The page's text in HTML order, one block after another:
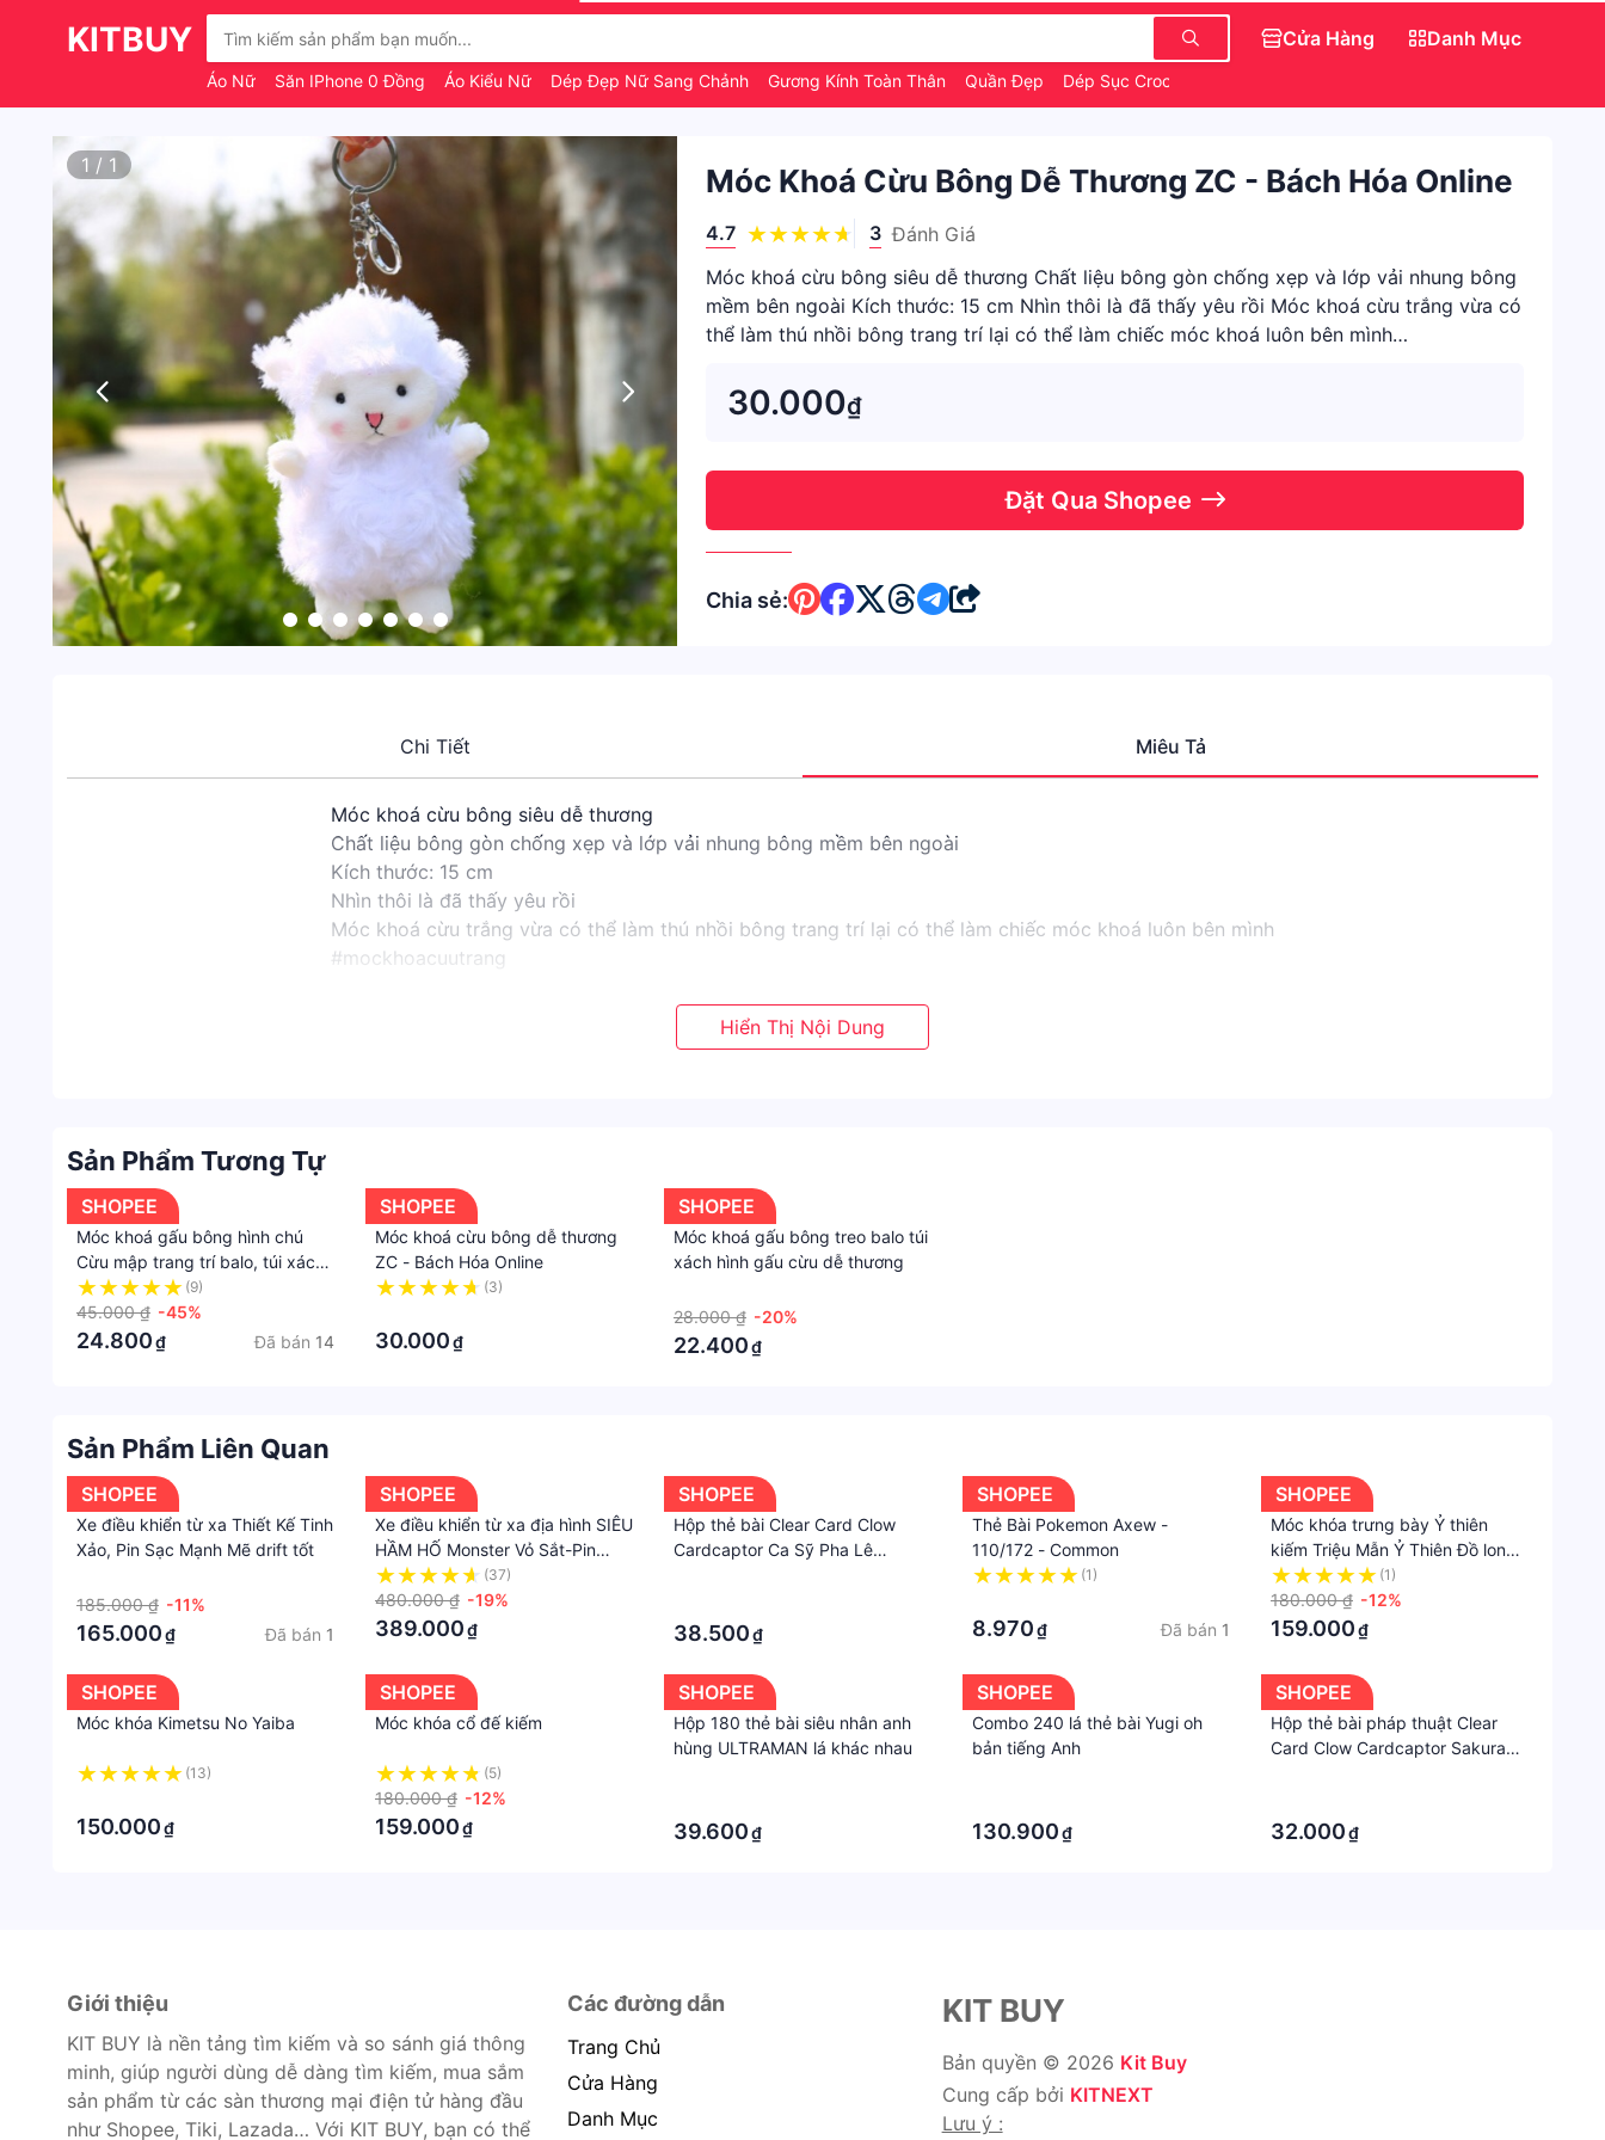
KITBUY
Áo Nữ Săn IPhone 0 Đồng Áo Kiểu Nữ Dép Đẹp Nữ Sang Chảnh Gương Kính Toàn Thân Quần Đẹp Dép Sục Crocs Hello Kitty
Cửa Hàng Danh Mục
1 / 1 Móc Khoá Cừu Bông Dễ Thương ZC - Bách Hóa Online
4.7 3 Đánh Giá
Móc khoá cừu bông siêu dễ thương Chất liệu bông gòn chống xẹp và lớp vải nhung bông
mềm bên ngoài Kích thước: 15 cm Nhìn thôi là đã thấy yêu rồi Móc khoá cừu trắng vừa có
thể làm thú nhồi bông trang trí lại có thể làm chiếc móc khoá luôn bên mình
30.000₫
Đặt Qua Shopee
Chia sẻ:
Chi Tiết Miêu Tả
Móc khoá cừu bông siêu dễ thương
Chất liệu bông gòn chống xẹp và lớp vải nhung bông mềm bên ngoài
Kích thước: 15 cm
Nhìn thôi là đã thấy yêu rồi
Móc khoá cừu trắng vừa có thể làm thú nhồi bông trang trí lại có thể làm chiếc móc khoá luôn bên mình
#mockhoacuutrang
Sản Phẩm Tương Tự
SHOPEE
Móc khoá gấu bông hình chú
Cừu mập trang trí balo, túi xách
cực cute nổi bật, móc treo quà
tặng bạn bè dễ thương ý nghĩa
(9)
45.000 ₫ -45%
24.800₫ Đã bán 14
SHOPEE
Móc khoá cừu bông dễ thương
ZC - Bách Hóa Online
(3)
30.000₫
SHOPEE
Móc khoá gấu bông treo balo túi
xách hình gấu cừu dễ thương
28.000 ₫ -20%
22.400₫
Sản Phẩm Liên Quan
SHOPEE
Xe điều khiển từ xa Thiết Kế Tinh
Xảo, Pin Sạc Mạnh Mẽ drift tốt
185.000 ₫ -11%
165.000₫ Đã bán 1
SHOPEE
Xe điều khiển từ xa địa hình SIÊU
HẦM HỐ Monster Vỏ Sắt-Pin
Trâu
(37)
480.000 ₫ -19%
389.000₫
SHOPEE
Hộp thẻ bài Clear Card Clow
Cardcaptor Ca Sỹ Pha Lê
38.500₫
SHOPEE
Thẻ Bài Pokemon Axew -
110/172 - Common
(1)
8.970₫ Đã bán 1
SHOPEE
Móc khóa trưng bày Ỷ thiên
kiếm Triệu Mẫn Ỷ Thiên Đồ long
ký bản 2022
(1)
180.000 ₫ -12%
159.000₫
SHOPEE
Móc khóa Kimetsu No Yaiba
(13)
150.000₫
SHOPEE
Móc khóa cổ đế kiếm
(5)
180.000 ₫ -12%
159.000₫
SHOPEE
Hộp 180 thẻ bài siêu nhân anh
hùng ULTRAMAN lá khác nhau
39.600₫
SHOPEE
Combo 240 lá thẻ bài Yugi oh
bản tiếng Anh
130.900₫
SHOPEE
Hộp thẻ bài pháp thuật Clear
Card Clow Cardcaptor Sakura
32.000₫
Giới thiệu
KIT BUY là nền tảng tìm kiếm và so sánh giá thông
minh, giúp người dùng dễ dàng tìm kiếm, mua sắm
sản phẩm từ các sàn thương mại điện tử hàng đầu
như Shopee, Tiki, Lazada… Với KIT BUY, bạn có thể
Các đường dẫn
Trang Chủ
Cửa Hàng
Danh Mục
KIT BUY
Bản quyền © 2026 Kit Buy
Cung cấp bởi KITNEXT
Lưu ý :